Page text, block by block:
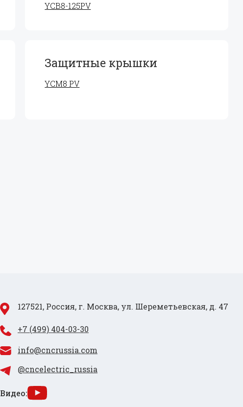
YCB8-125PV
Защитные крышки
YCM8 PV
127521, Россия, г. Москва, ул. Шереметьевская, д. 47
+7 (499) 404-03-30
info@cncrussia.com
@cncelectric_russia
Видео: